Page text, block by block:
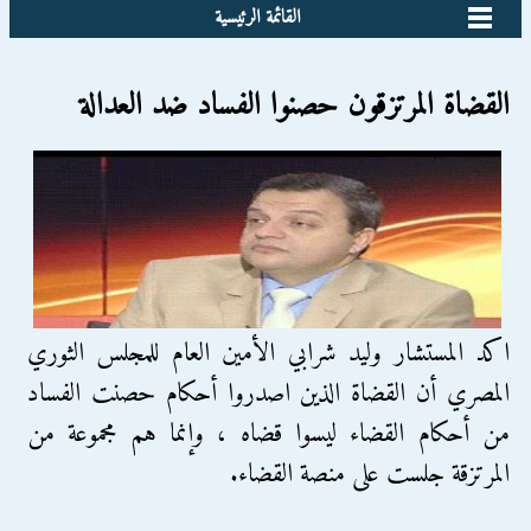
القائمة الرئيسية
القضاة المرتزقون حصنوا الفساد ضد العدالة
اكد المستشار وليد شرابي الأمين العام للمجلس الثوري
المصري أن القضاة الذين اصدروا أحكام حصنت الفساد
من أحكام القضاء ليسوا قضاه ، وإنما هم مجموعة من
المرتزقة جلست على منصة القضاء.